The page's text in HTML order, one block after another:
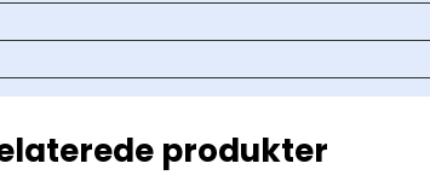
produkter